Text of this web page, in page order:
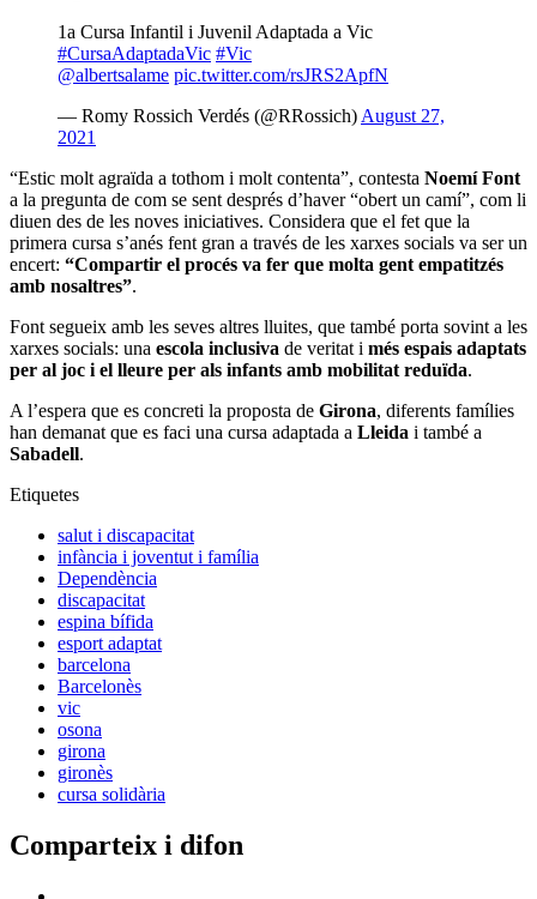
1a Cursa Infantil i Juvenil Adaptada a Vic
#CursaAdaptadaVic #Vic
@albertsalame pic.twitter.com/rsJRS2ApfN
— Romy Rossich Verdés (@RRossich) August 27,
2021
“Estic molt agraïda a tothom i molt contenta”, contesta Noemí Font
a la pregunta de com se sent després d’haver “obert un camí”, com li
diuen des de les noves iniciatives. Considera que el fet que la
primera cursa s’anés fent gran a través de les xarxes socials va ser un
encert: “Compartir el procés va fer que molta gent empatitzés
amb nosaltres”.
Font segueix amb les seves altres lluites, que també porta sovint a les
xarxes socials: una escola inclusiva de veritat i més espais adaptats
per al joc i el lleure per als infants amb mobilitat reduïda.
A l’espera que es concreti la proposta de Girona, diferents famílies
han demanat que es faci una cursa adaptada a Lleida i també a
Sabadell.
Etiquetes
salut i discapacitat
infància i joventut i família
Dependència
discapacitat
espina bífida
esport adaptat
barcelona
Barcelonès
vic
osona
girona
gironès
cursa solidària
Comparteix i difon